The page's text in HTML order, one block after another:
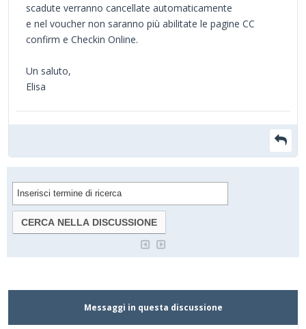
scadute verranno cancellate automaticamente
e nel voucher non saranno più abilitate le pagine CC
confirm e Checkin Online.
Un saluto,
Elisa
Messaggi in questa discussione